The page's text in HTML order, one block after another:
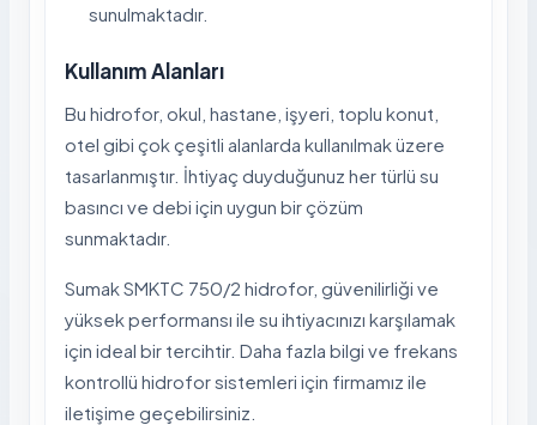
sunulmaktadır.
Kullanım Alanları
Bu hidrofor, okul, hastane, işyeri, toplu konut,
otel gibi çok çeşitli alanlarda kullanılmak üzere
tasarlanmıştır. İhtiyaç duyduğunuz her türlü su
basıncı ve debi için uygun bir çözüm
sunmaktadır.
Sumak SMKTC 750/2 hidrofor, güvenilirliği ve
yüksek performansı ile su ihtiyacınızı karşılamak
için ideal bir tercihtir. Daha fazla bilgi ve frekans
kontrollü hidrofor sistemleri için firmamız ile
iletişime geçebilirsiniz.